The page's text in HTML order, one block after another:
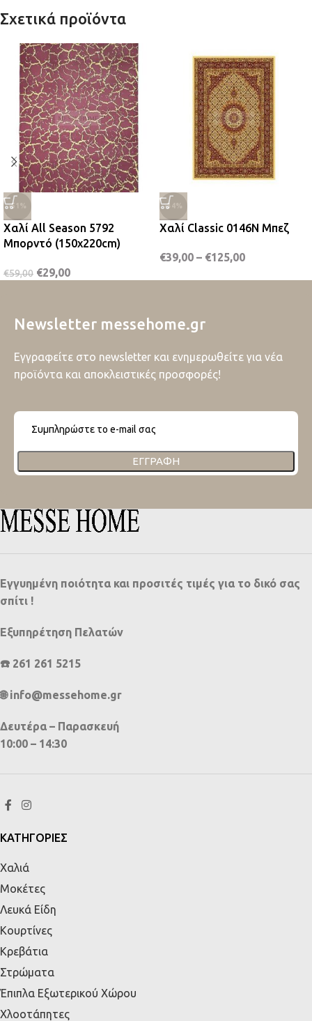
Σχετικά προϊόντα
-51%
Χαλί All Season 5792
Μπορντό (150x220cm)
€59,00 €29,00
-34%
Χαλί Classic 0146N Μπεζ
€39,00 – €125,00
Newsletter messehome.gr
Εγγραφείτε στο newsletter και ενημερωθείτε για νέα
προϊόντα και αποκλειστικές προσφορές!
ΕΓΓΡΑΦΉ
Εγγυημένη ποιότητα και προσιτές τιμές για το δικό σας
σπίτι !
Εξυπηρέτηση Πελατών
☎️ 261 261 5215
🌐 info@messehome.gr
Δευτέρα – Παρασκευή
10:00 – 14:30
ΚΑΤΗΓΟΡΙΕΣ
Χαλιά
Μοκέτες
Λευκά Είδη
Κουρτίνες
Κρεβάτια
Στρώματα
Έπιπλα Εξωτερικού Χώρου
Χλοοτάπητες